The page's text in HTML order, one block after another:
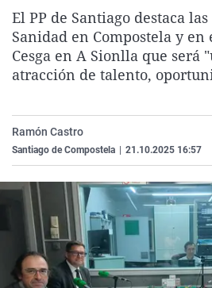
El PP de Santiago destaca
Sanidad en Compostela y
Cesga en A Sionlla que será
atracción de talento,
Ramón Castro
Santiago de Compostela 21.10.2025 16:57